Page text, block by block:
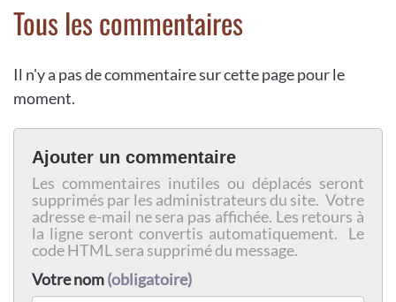
Tous les commentaires
Il n'y a pas de commentaire sur cette page pour le
moment.
Ajouter un commentaire
Les commentaires inutiles ou déplacés seront
supprimés par les administrateurs du site. Votre
adresse e-mail ne sera pas affichée. Les retours à
la ligne seront convertis automatiquement. Le
code HTML sera supprimé du message.
Votre nom(obligatoire)